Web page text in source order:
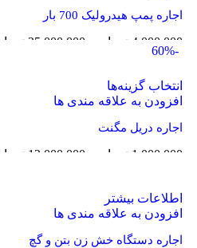
اجاره پمپ هیدرولیک 700 بار
4,000,000 تومان 25,000,000 تومان
-60%
انتخاب گزینه‌ها
افزودن به علاقه مندی ها
اجاره دریل مگنت
1,000,000 تومان 12,000,000 تومان
اطلاعات بیشتر
افزودن به علاقه مندی ها
اجاره دستگاه خش زن بتن و گچ